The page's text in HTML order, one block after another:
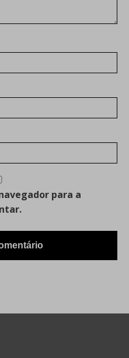
para a